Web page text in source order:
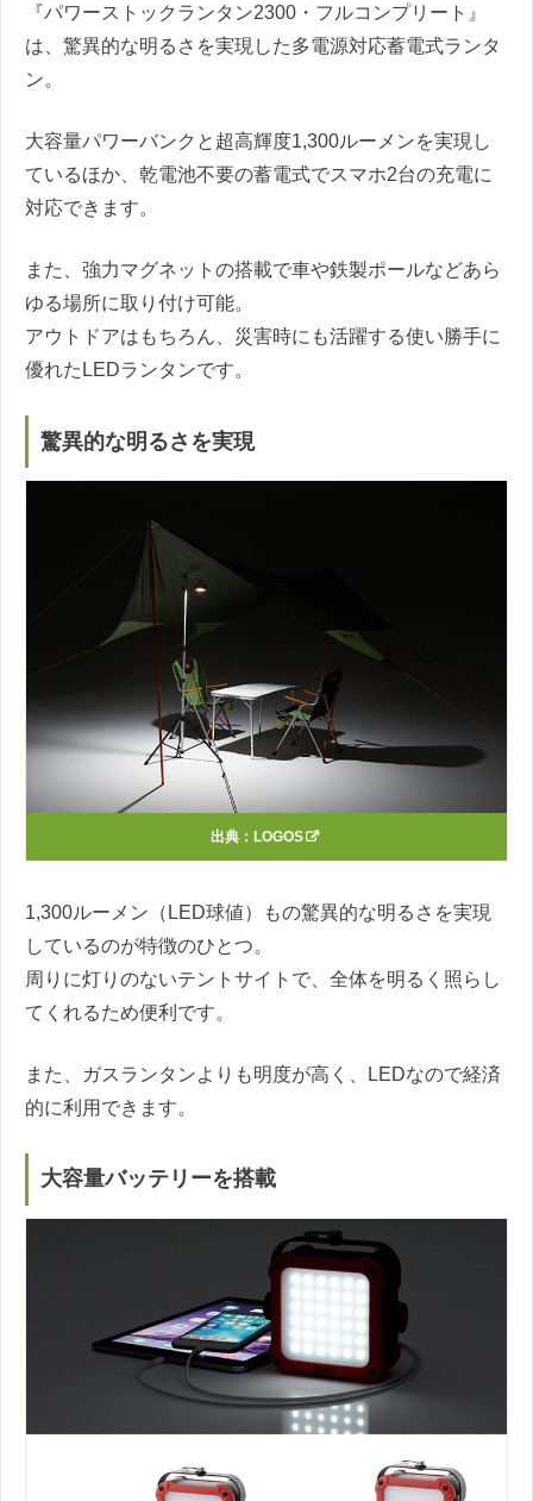
『パワーストックランタン2300・フルコンプリート』
は、驚異的な明るさを実現した多電源対応蓄電式ランタ
ン。
大容量パワーバンクと超高輝度1,300ルーメンを実現し
ているほか、乾電池不要の蓄電式でスマホ2台の充電に
対応できます。
また、強力マグネットの搭載で車や鉄製ポールなどあら
ゆる場所に取り付け可能。
アウトドアはもちろん、災害時にも活躍する使い勝手に
優れたLEDランタンです。
驚異的な明るさを実現
出典： LOGOS
1,300ルーメン（LED球値）もの驚異的な明るさを実現
しているのが特徴のひとつ。
周りに灯りのないテントサイトで、全体を明るく照らし
てくれるため便利です。
また、ガスランタンよりも明度が高く、LEDなので経済
的に利用できます。
大容量バッテリーを搭載